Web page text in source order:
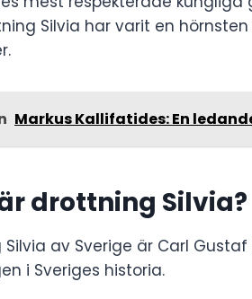
Silvia har varit en
Markus Kallifatides: En
drottning Silvia?
av Sverige är Carl
i Sveriges historia.